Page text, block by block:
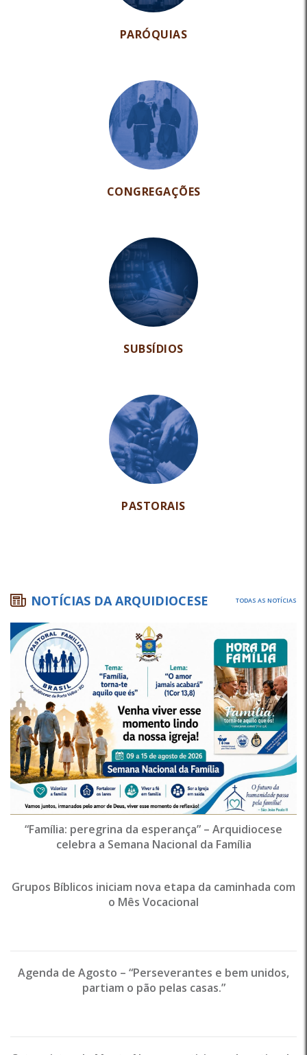
PARÓQUIAS
CONGREGAÇÕES
SUBSÍDIOS
PASTORAIS
NOTÍCIAS DA ARQUIDIOCESE TODAS AS NOTÍCIAS
“Família: peregrina da esperança” – Arquidiocese
celebra a Semana Nacional da Família
Grupos Bíblicos iniciam nova etapa da caminhada com
o Mês Vocacional
Agenda de Agosto – “Perseverantes e bem unidos,
partiam o pão pelas casas.”